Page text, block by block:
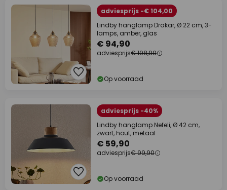
adviesprijs -€ 104,00
Lindby hanglamp Drakar, Ø 22 cm, 3-
lamps, amber, glas
€ 94,90
adviesprijs€ 198,90
Op voorraad
adviesprijs -40%
Lindby hanglamp Nefeli, Ø 42 cm,
zwart, hout, metaal
€ 59,90
adviesprijs€ 99,90
Op voorraad